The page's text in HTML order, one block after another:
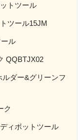
トツール
ツール15JM
ール
QQBTJX02
ルダー&グリーンフ
ク
ィボットツール